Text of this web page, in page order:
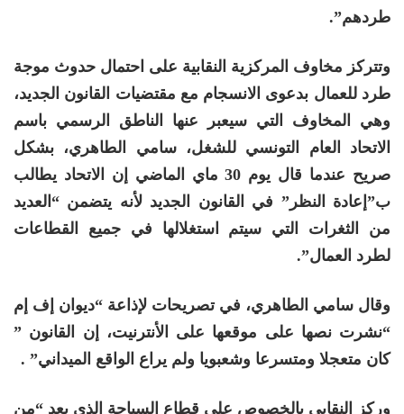
طردهم”.
وتتركز مخاوف المركزية النقابية على احتمال حدوث موجة
طرد للعمال بدعوى الانسجام مع مقتضيات القانون الجديد،
وهي المخاوف التي سيعبر عنها الناطق الرسمي باسم
الاتحاد العام التونسي للشغل، سامي الطاهري، بشكل
صريح عندما قال يوم 30 ماي الماضي إن الاتحاد يطالب
ب”إعادة النظر” في القانون الجديد لأنه يتضمن “العديد
من الثغرات التي سيتم استغلالها في جميع القطاعات
لطرد العمال”.
وقال سامي الطاهري، في تصريحات لإذاعة “ديوان إف إم
“نشرت نصها على موقعها على الأنترنيت، إن القانون ”
كان متعجلا ومتسرعا وشعبويا ولم يراع الواقع الميداني” .
وركز النقابي بالخصوص على قطاع السياحة الذي يعد “من